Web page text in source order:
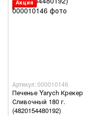
Акция
Артикул: 000010146
Печенье Yarych Крекер
Сливочный 180 г.
(4820154480192)